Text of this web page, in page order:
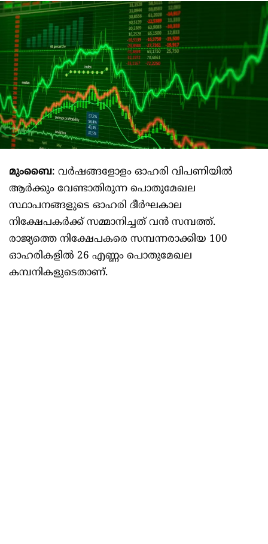
മുംബൈ: വർഷങ്ങളോളം ഓഹരി വിപണിയിൽ
ആർക്കും വേണ്ടാതിരുന്ന പൊതുമേഖല
സ്ഥാപനങ്ങളുടെ ഓഹരി ദീർഘകാല
നിക്ഷേപകർക്ക് സമ്മാനിച്ചത് വൻ സമ്പത്ത്.
രാജ്യത്തെ നിക്ഷേപകരെ സമ്പന്നരാക്കിയ 100
ഓഹരികളിൽ 26 എണ്ണം പൊതുമേഖല
കമ്പനികളുടെതാണ്.